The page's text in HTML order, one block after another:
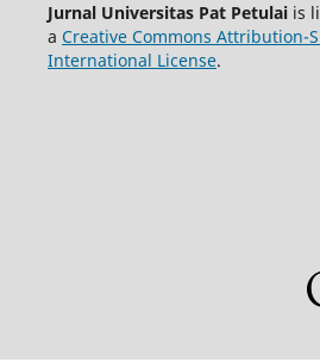
Jurnal Universitas Pat Petulai is
a Creative Commons Attribution-
International License.